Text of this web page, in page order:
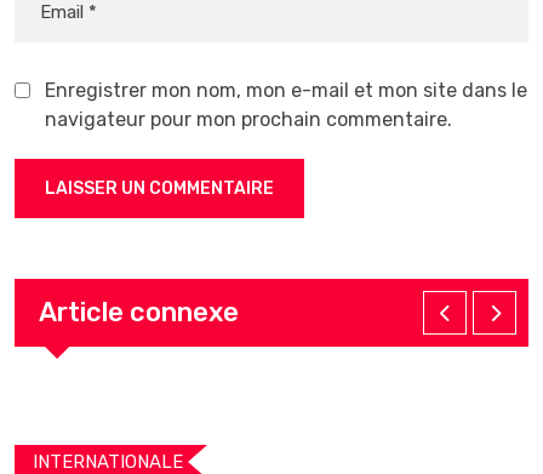
Enregistrer mon nom, mon e-mail et mon site dans le
navigateur pour mon prochain commentaire.
Article connexe
INTERNATIONALE